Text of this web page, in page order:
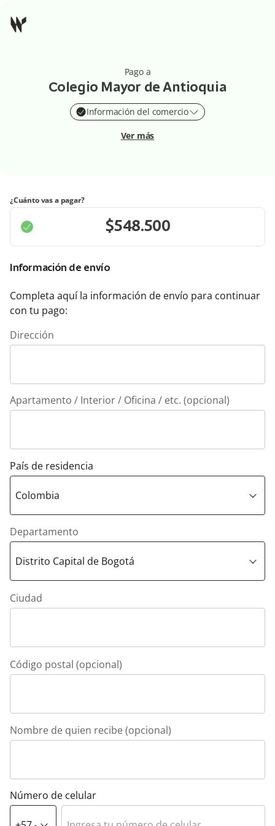
Pago a
Colegio Mayor de Antioquia
Información del comercio
Ver más
¿Cuánto vas a pagar?
Información de envío
Completa aquí la información de envío para continuar
con tu pago:
Dirección
Apartamento / Interior / Oficina / etc. (opcional)
País de residencia
Departamento
Ciudad
Código postal (opcional)
Nombre de quien recibe (opcional)
Número de celular